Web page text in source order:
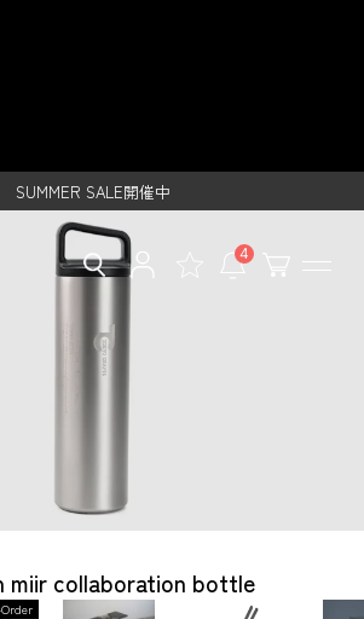
SUMMER SALE開催中
4
miir collaboration bottle